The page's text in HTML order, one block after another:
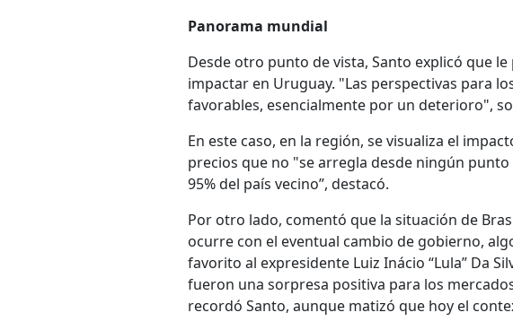
Panorama mundial
Desde otro punto de vista, Santo explicó que
impactar en Uruguay. "Las perspectivas para
favorables, esencialmente por un deterioro",
En este caso, en la región, se visualiza el
precios que no "se arregla desde ningún
95% del país vecino”, destacó.
Por otro lado, comentó que la situación de
ocurre con el eventual cambio de gobierno,
favorito al expresidente Luiz Inácio “Lula” Da
fueron una sorpresa positiva para los
recordó Santo, aunque matizó que hoy el